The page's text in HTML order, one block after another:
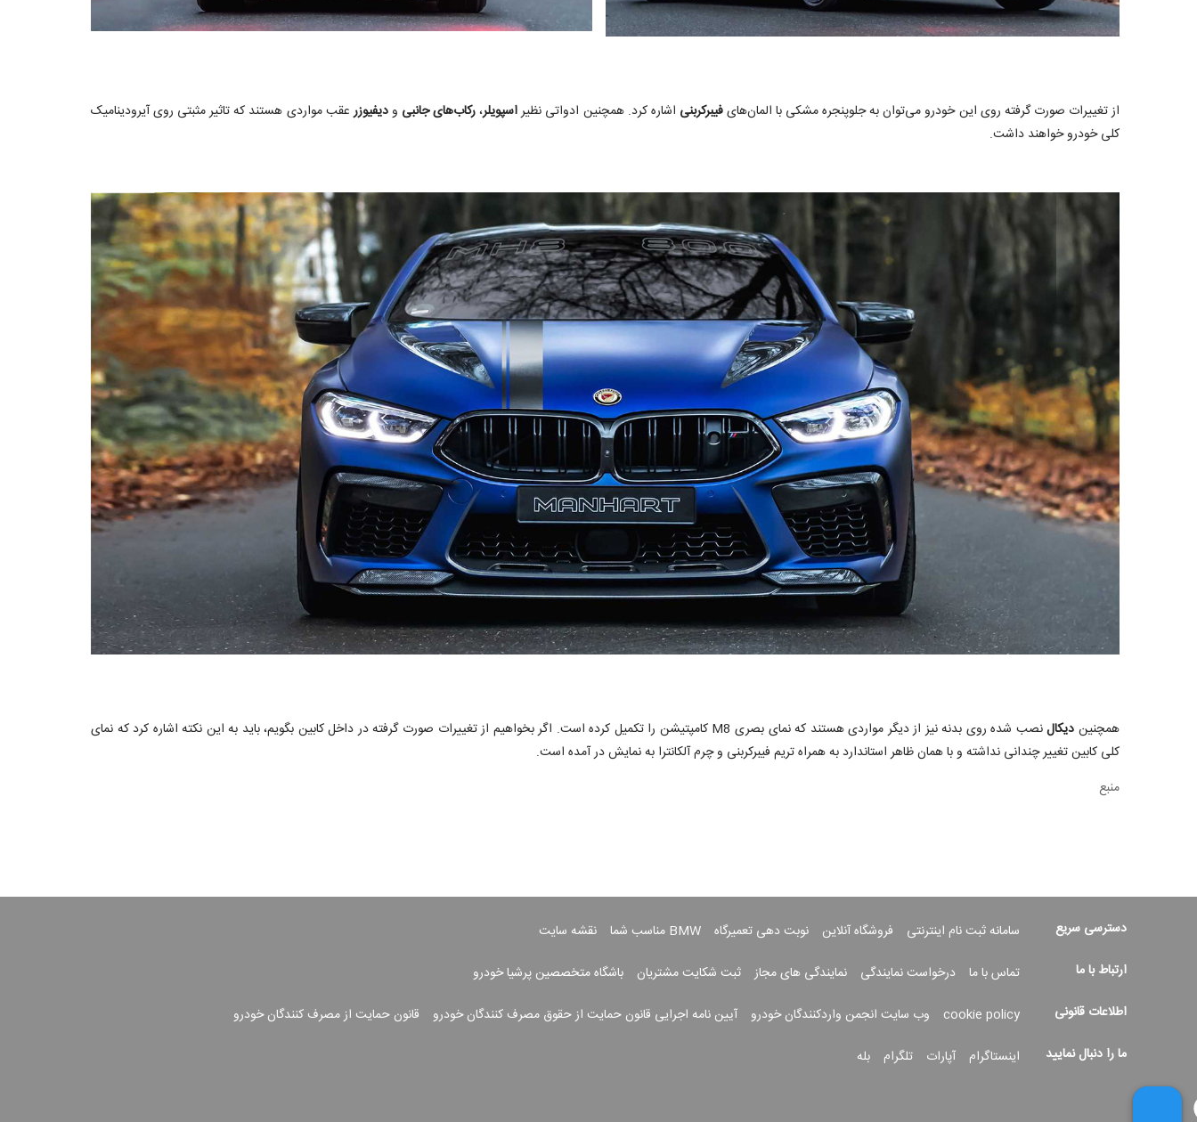
از تغییرات صورت گرفته روی این خودرو می‌توان به جلوپنجره مشکی با المان‌هایفیبرکربنی اشاره کرد. همچنین ادواتی نظیراسپویلر،رکاب‌های جانبی ودیفیوزرعقب مواردی هستند که تاثیر مثبتی روی آیرودینامیک
کلی خودرو خواهند داشت.
همچنین دیکال
نصب شده روی بدنه نیز از دیگر مواردی هستند که نمای بصری M8 کامپتیشن را تکمیل کرده است. اگر بخواهیم از تغییرات صورت گرفته در داخل کابین بگویم، باید به این نکته اشاره کرد که نمای
کلی کابین تغییر چندانی نداشته و با همان ظاهر استاندارد به همراه تریم فیبرکربنی و چرم آلکانترا به نمایش در آمده است.
منبع
دسترسی سریع سامانه ثبت نام اینترنتی فروشگاه آنلاین نوبت دهی تعمیرگاه BMW مناسب شما
نقشه سایت
ارتباط با ما
تماس با ما درخواست نمایندگی نمایندگی های مجاز ثبت شکایت مشتریان
باشگاه متخصصین پرشیا خودرو
اطلاعات قانونی
cookie policy وب سایت انجمن واردکنندگان خودرو آیین نامه اجرایی قانون حمایت از حقوق مصرف کنندگان خودرو
قانون حمایت از مصرف کنندگان خودرو
ما را دنبال نمایید
اینستاگرام آپارات تلگرام بله